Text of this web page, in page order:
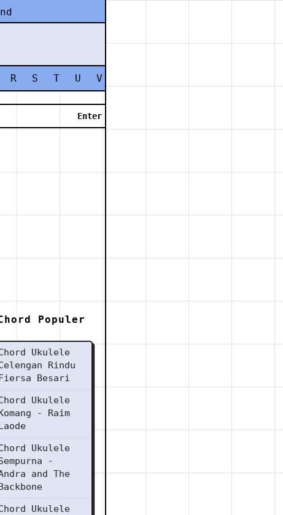
R S T U V
Populer
Ukulele
Rindu
Besari
Ukulele
- Raim
Ukulele
-
and The
Ukulele